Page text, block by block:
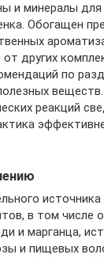
и минералы для
Обогащен
от других
по
веществ.
реакций
в том числе
и марганца,
и пищевых